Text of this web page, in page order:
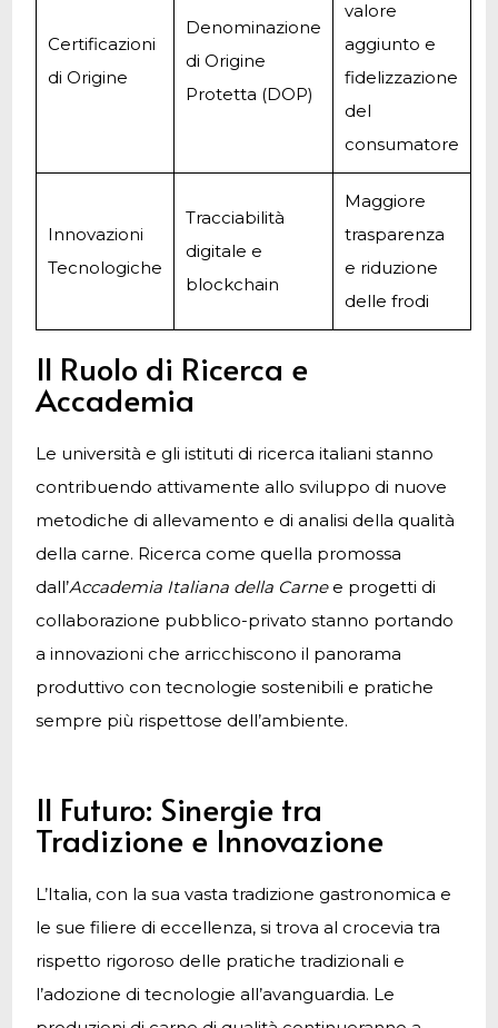
Certificazioni
di Origine
Denominazione
di Origine
Protetta (DOP)
valore
aggiunto e
fidelizzazione
del
consumatore
Innovazioni
Tecnologiche
Tracciabilità
digitale e
blockchain
Maggiore
trasparenza
e riduzione
delle frodi
Il Ruolo di Ricerca e
Accademia
Le università e gli istituti di ricerca italiani stanno
contribuendo attivamente allo sviluppo di nuove
metodiche di allevamento e di analisi della qualità
della carne. Ricerca come quella promossa
dall’Accademia Italiana della Carnee progetti di
collaborazione pubblico-privato stanno portando
a innovazioni che arricchiscono il panorama
produttivo con tecnologie sostenibili e pratiche
sempre più rispettose dell’ambiente.
Il Futuro: Sinergie tra
Tradizione e Innovazione
L’Italia, con la sua vasta tradizione gastronomica e
le sue filiere di eccellenza, si trova al crocevia tra
rispetto rigoroso delle pratiche tradizionali e
l’adozione di tecnologie all’avanguardia. Le